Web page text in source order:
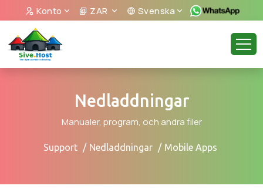
Konto ZAR Svenska
Nedladdningar
Manualer, program, och andra filer
Support Nedladdningar Mobile Apps